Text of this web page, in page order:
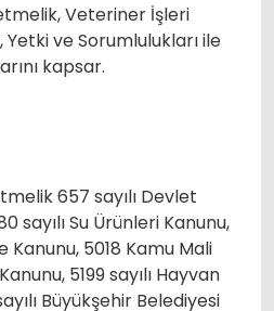
Veteriner İşleri
ve Sorumlulukları ile
kapsar.
657 sayılı Devlet
sayılı Su Ürünleri Kanunu,
Kanunu, 5018 Kamu Mali
5199 sayılı Hayvan
Büyükşehir Belediyesi